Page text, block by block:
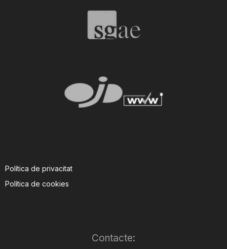
Política de privacitat
Política de cookies
Contacte: